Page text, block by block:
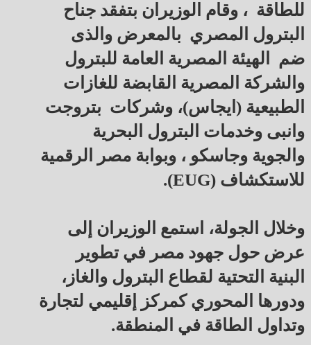
للطاقة ، وقام الوزيران بتفقد جناح
البترول المصري بالمعرض والذى
ضم الهيئة المصرية العامة للبترول
والشركة المصرية القابضة للغازات
الطبيعية (ايجاس)، وشركات بتروجت
وانبى وخدمات البترول البحرية
والجوية وجاسكو ، وبوابة مصر الرقمية
للاستكشاف (EUG).
وخلال الجولة، استمع الوزيران إلى
عرض حول جهود مصر في تطوير
البنية التحتية لقطاع البترول والغاز،
ودورها المحوري كمركز إقليمي لتجارة
وتداول الطاقة في المنطقة.